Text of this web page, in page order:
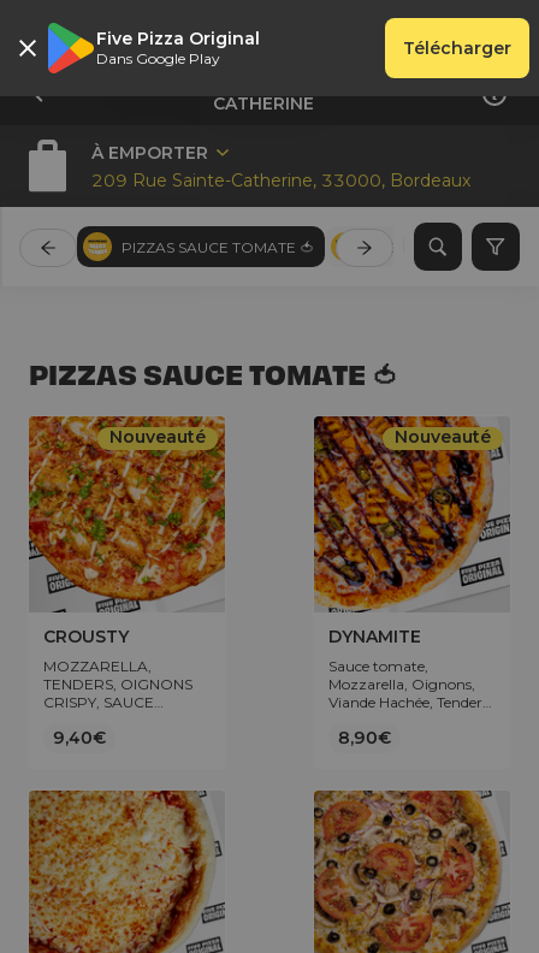
Five Pizza Original
Dans Google Play
Télécharger
FIVE PIZZA ORIGINAL - BORDEAUX -ST
CATHERINE
À EMPORTER
209 Rue Sainte-Catherine, 33000, Bordeaux
PIZZAS SAUCE TOMATE 🍅 PIZZAS CREME
PIZZAS SAUCE TOMATE 🍅
CROUSTY
MOZZARELLA,
TENDERS, OIGNONS
CRISPY, SAUCE
FLOCON DE PERSIL
9,40€
Nouveauté
DYNAMITE
Sauce tomate,
Mozzarella, Oignons,
Viande Hachée, Tenders,
Terre.
8,90€
Nouveauté